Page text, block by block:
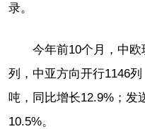
录。
今年前10个月，中
列，中亚方向开行1146
吨，同比增长12.9%；发
10.5%。